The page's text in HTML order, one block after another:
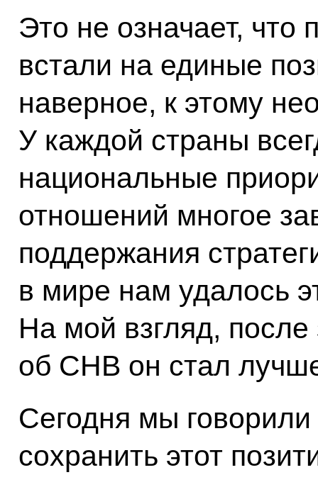
Это не означает,
встали на единые
наверное, к этому
У каждой страны
национальные
отношений многое
поддержания
в мире нам удалось
На мой взгляд,
об СНВ он стал
Сегодня мы
сохранить этот